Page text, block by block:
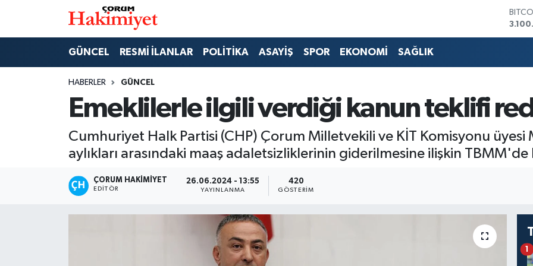
EURO
GÜNCEL RESMİ İLANLAR POLİTİKA ASAYİŞ SPOR EKONOMİ SAĞLIK
HABERLER GÜNCEL
Emeklilerle ilgili verdiği kanun teklifi
Cumhuriyet Halk Partisi (CHP) Çorum Milletvekili ve KİT Komisyonu üyesi
aylıkları arasındaki maaş adaletsizliklerinin giderilmesine ilişkin
ÇORUM HAKIMIYET
EDITÖR
26.06.2024 - 13:55
YAYINLANMA
420
GÖSTERIM
1
GÜNCEL
Nöbetçi Eczaneler
Çorum Namaz Vakitleri
Trafik Durumu
Tüm Manşetler